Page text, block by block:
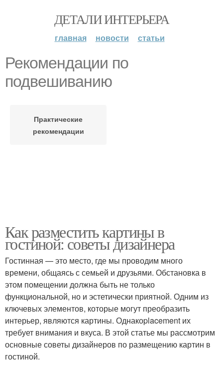
ДЕТАЛИ ИНТЕРЬЕРА
главная новости статьи
Рекомендации по
подвешиванию
Практические
рекомендации
Как разместить картины в
гостиной: советы дизайнера
Гостинная — это место, где мы проводим много
времени, общаясь с семьей и друзьями. Обстановка в
этом помещении должна быть не только
функциональной, но и эстетически приятной. Одним из
ключевых элементов, которые могут преобразить
интерьер, являются картины. Однакоplacement их
требует внимания и вкуса. В этой статье мы рассмотрим
основные советы дизайнеров по размещению картин в
гостиной.